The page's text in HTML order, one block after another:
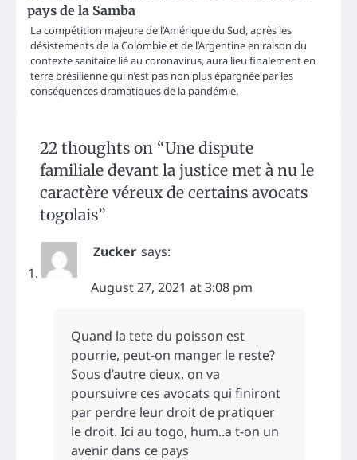
pays de la Samba
La compétition majeure de l’Amérique du Sud, après les
désistements de la Colombie et de l’Argentine en raison du
contexte sanitaire lié au coronavirus, aura lieu finalement en
terre brésilienne qui n’est pas non plus épargnée par les
conséquences dramatiques de la pandémie.
22 thoughts on “Une dispute
familiale devant la justice met à nu le
caractère véreux de certains avocats
togolais”
Zucker says:
August 27, 2021 at 3:08 pm
Quand la tete du poisson est
pourrie, peut-on manger le reste?
Sous d’autre cieux, on va
poursuivre ces avocats qui finiront
par perdre leur droit de pratiquer
le droit. Ici au togo, hum..a t-on un
avenir dans ce pays